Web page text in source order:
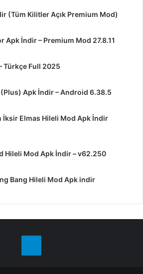
(Tüm Kilitler Açık Premium Mod)
Apk İndir – Premium Mod 27.8.11
Türkçe Full 2025
Apk İndir – Android 6.38.5
İksir Elmas Hileli Mod Apk İndir
Hileli Mod Apk İndir – v62.250
Bang Hileli Mod Apk indir